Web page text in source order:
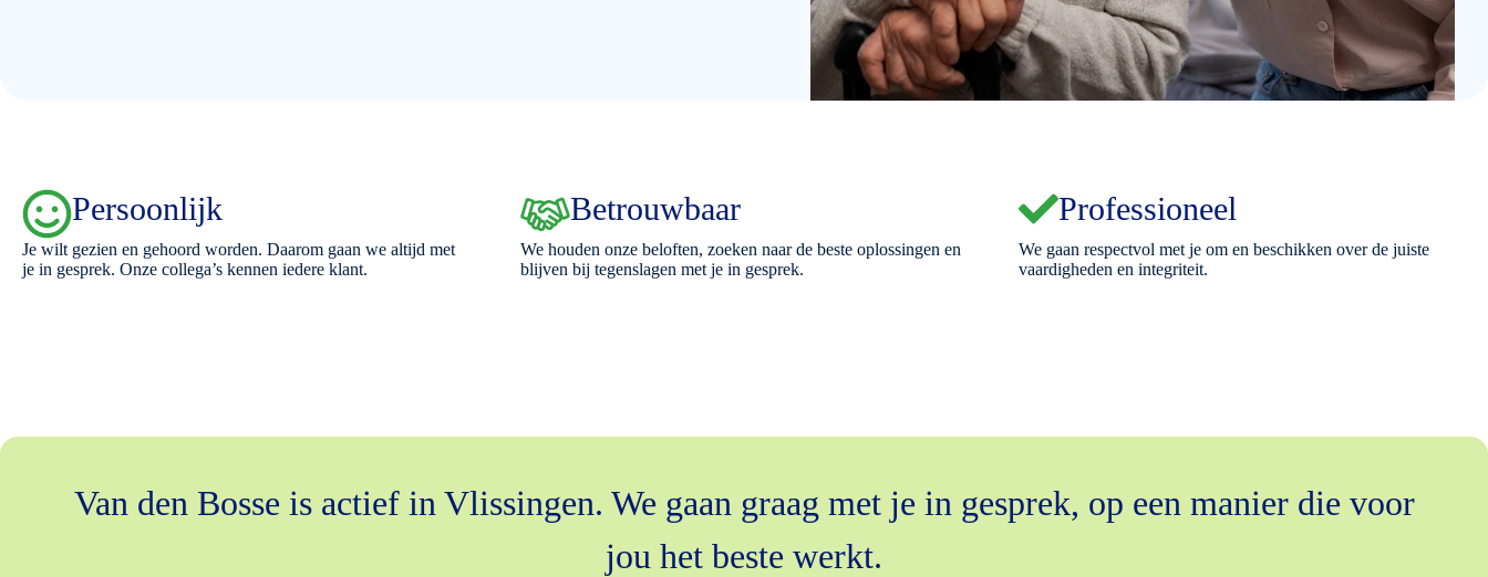
Persoonlijk
Je wilt gezien en gehoord worden. Daarom gaan we altijd met
je in gesprek. Onze collega’s kennen iedere klant.
Betrouwbaar
We houden onze beloften, zoeken naar de beste oplossingen en
blijven bij tegenslagen met je in gesprek.
Professioneel
We gaan respectvol met je om en beschikken over de juiste
vaardigheden en integriteit.
Van den Bosse is actief in Vlissingen. We gaan graag met je in gesprek, op een manier die voor
jou het beste werkt.